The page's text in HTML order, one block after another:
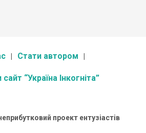
Стати автором
“Україна Інкогніта”
проект ентузіастів